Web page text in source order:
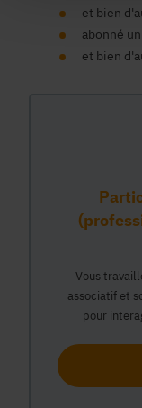
Vous
associatif et
pour
et bien
abonné
et bien